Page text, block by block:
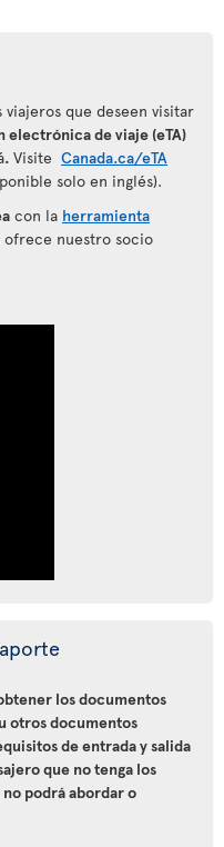
viajeros que deseen visitar
electrónica de viaje (eTA)
. Visite Canada.ca/eTA
solo en inglés).
con la herramienta
ofrece nuestro socio
los documentos
otros documentos
de entrada y salida
que no tenga los
podrá abordar o